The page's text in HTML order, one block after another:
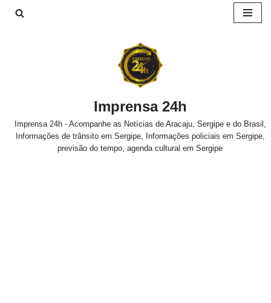
Imprensa 24h
Imprensa 24h - Acompanhe as Notícias de Aracaju, Sergipe e do Brasil,
Informações de trânsito em Sergipe, Informações policiais em Sergipe,
previsão do tempo, agenda cultural em Sergipe